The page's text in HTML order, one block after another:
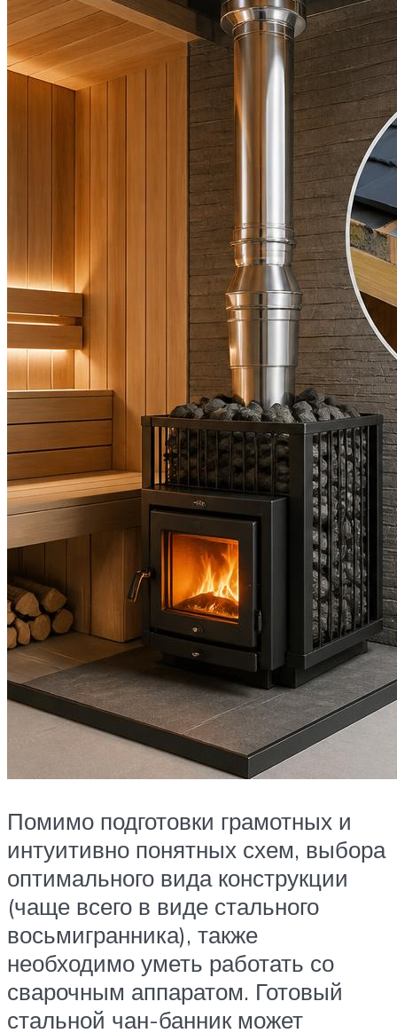
Помимо подготовки грамотных и
интуитивно понятных схем, выбора
оптимального вида конструкции
(чаще всего в виде стального
восьмигранника), также
необходимо уметь работать со
сварочным аппаратом. Готовый
стальной чан-банник может